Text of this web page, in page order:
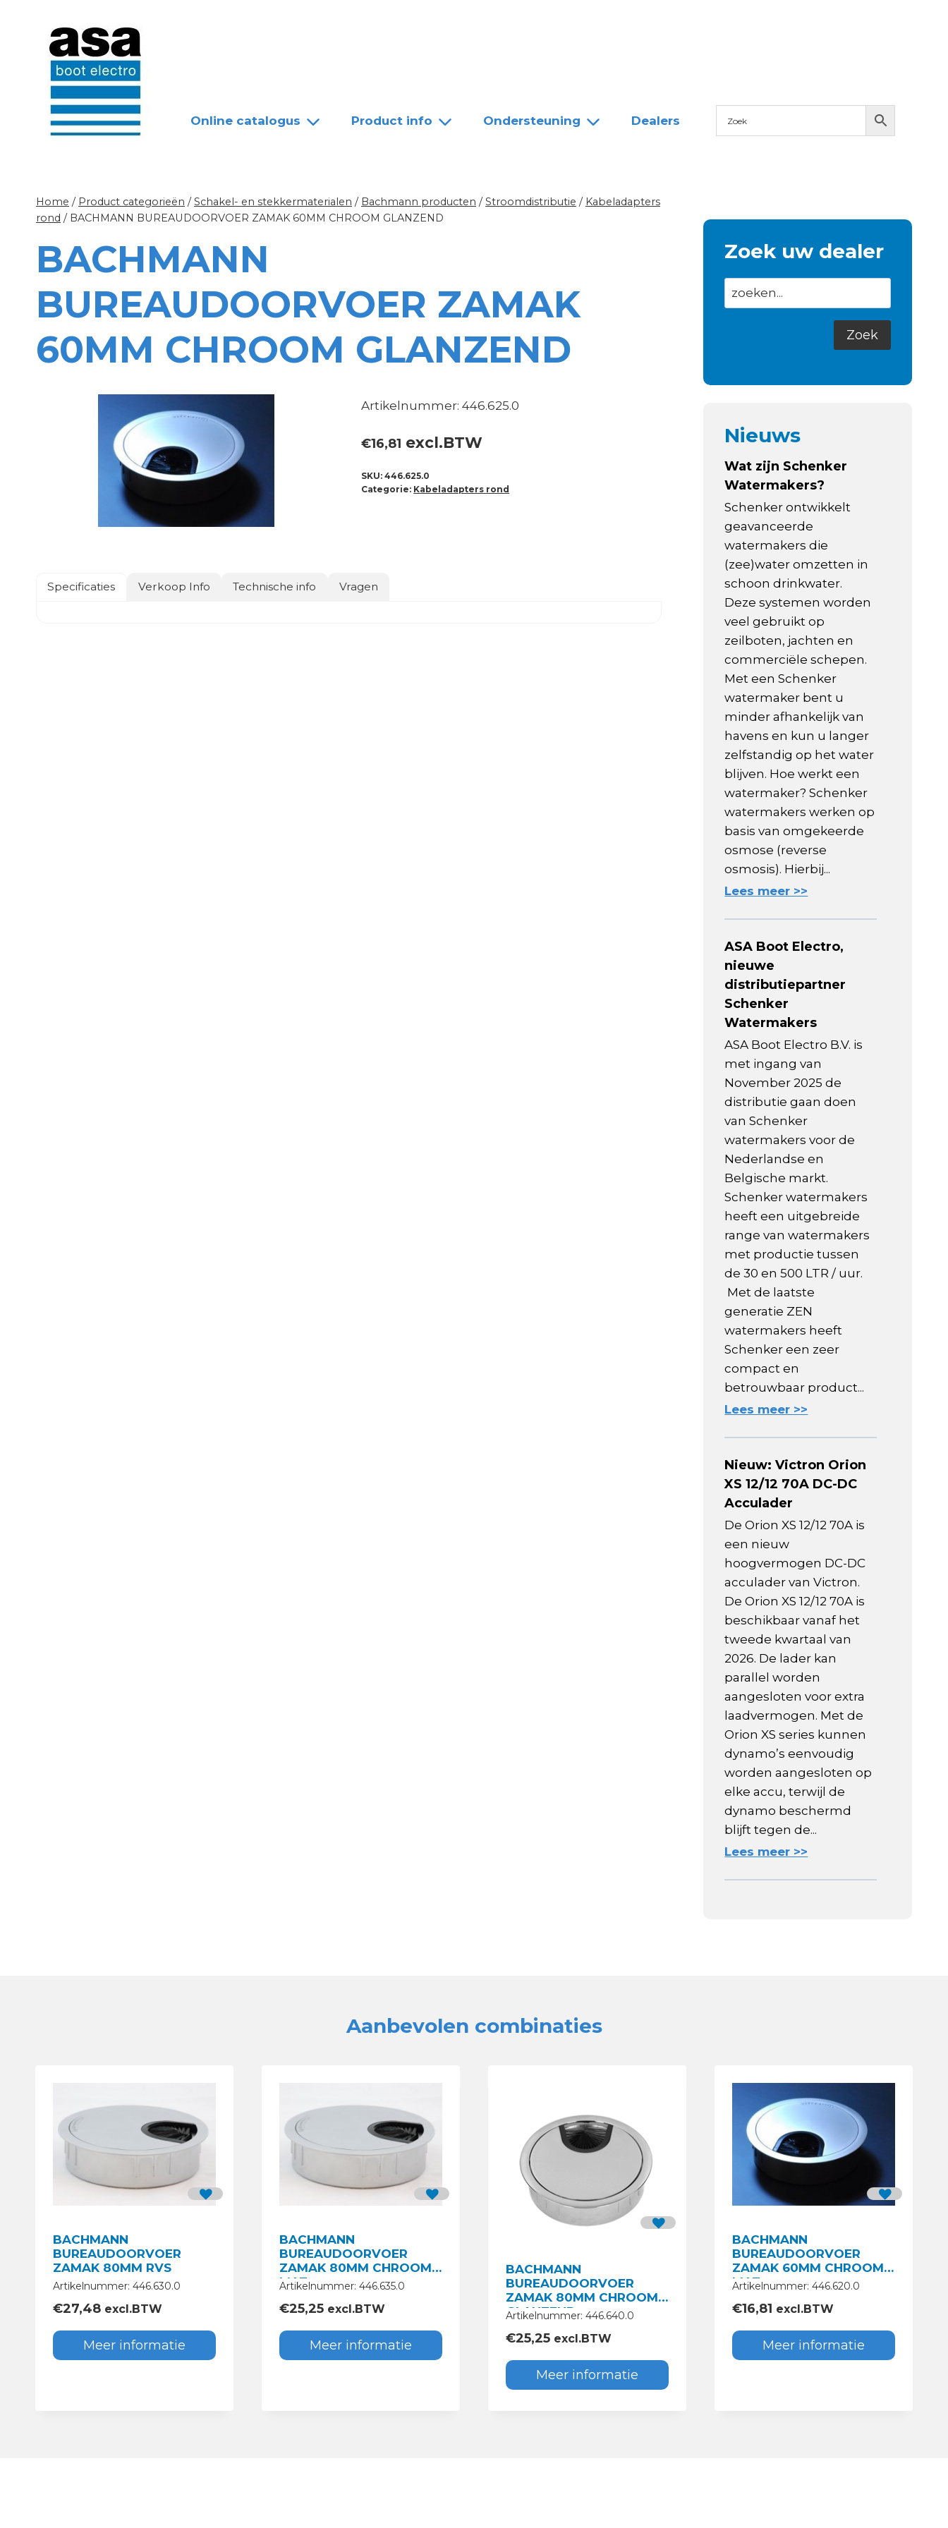
Online catalogus Product info Ondersteuning Dealers
Home / Product categorieën / Schakel- en stekkermaterialen / Bachmann producten / Stroomdistributie / Kabeladapters
rond / BACHMANN BUREAUDOORVOER ZAMAK 60MM CHROOM GLANZEND
BACHMANN
BUREAUDOORVOER ZAMAK
60MM CHROOM GLANZEND
Artikelnummer: 446.625.0
€16,81 excl.BTW
SKU:446.625.0
Categorie: Kabeladapters rond
Specificaties Verkoop Info Technische info Vragen
Zoek uw dealer
Nieuws
Wat zijn Schenker
Watermakers?
Schenker ontwikkelt
geavanceerde
watermakers die
(zee)water omzetten in
schoon drinkwater.
Deze systemen worden
veel gebruikt op
zeilboten, jachten en
commerciële schepen.
Met een Schenker
watermaker bent u
minder afhankelijk van
havens en kun u langer
zelfstandig op het water
blijven. Hoe werkt een
watermaker? Schenker
watermakers werken op
basis van omgekeerde
osmose (reverse
osmosis). Hierbij...
Lees meer >>
ASA Boot Electro,
nieuwe
distributiepartner
Schenker
Watermakers
ASA Boot Electro B.V. is
met ingang van
November 2025 de
distributie gaan doen
van Schenker
watermakers voor de
Nederlandse en
Belgische markt.
Schenker watermakers
heeft een uitgebreide
range van watermakers
met productie tussen
de 30 en 500 LTR / uur.
Met de laatste
generatie ZEN
watermakers heeft
Schenker een zeer
compact en
betrouwbaar product...
Lees meer >>
Nieuw: Victron Orion
XS 12/12 70A DC-DC
Acculader
De Orion XS 12/12 70A is
een nieuw
hoogvermogen DC-DC
acculader van Victron.
De Orion XS 12/12 70A is
beschikbaar vanaf het
tweede kwartaal van
2026. De lader kan
parallel worden
aangesloten voor extra
laadvermogen. Met de
Orion XS series kunnen
dynamo’s eenvoudig
worden aangesloten op
elke accu, terwijl de
dynamo beschermd
blijft tegen de...
Lees meer >>
Aanbevolen combinaties
BACHMANN
BUREAUDOORVOER
ZAMAK 80MM RVS
Artikelnummer: 446.630.0
€27,48 excl.BTW
Meer informatie
BACHMANN
BUREAUDOORVOER
ZAMAK 80MM CHROOM
MAT
Artikelnummer: 446.635.0
€25,25 excl.BTW
Meer informatie
BACHMANN
BUREAUDOORVOER
ZAMAK 80MM CHROOM
GLANZEND
Artikelnummer: 446.640.0
€25,25 excl.BTW
Meer informatie
BACHMANN
BUREAUDOORVOER
ZAMAK 60MM CHROOM
MAT
Artikelnummer: 446.620.0
€16,81 excl.BTW
Meer informatie